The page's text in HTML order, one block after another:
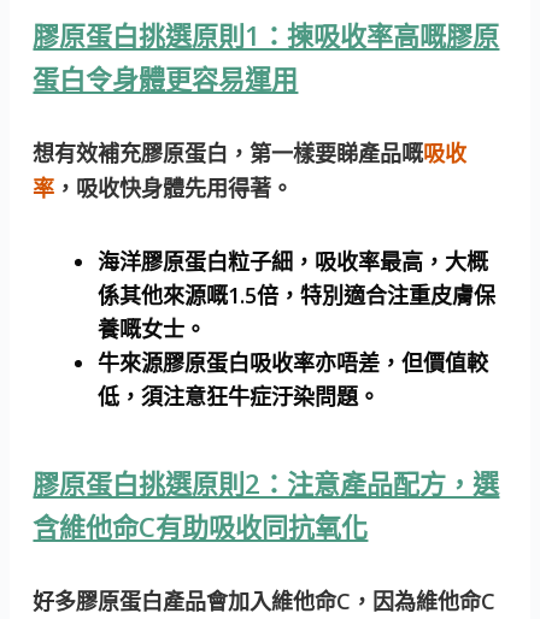
膠原蛋白挑選原則1：揀吸收率高嘅膠原
蛋白令身體更容易運用
想有效補充膠原蛋白，第一樣要睇產品嘅吸收
率 ，吸收快身體先用得著。
海洋膠原蛋白粒子細，吸收率最高，大概
係其他來源嘅1.5倍，特別適合注重皮膚保
養嘅女士。
牛來源膠原蛋白吸收率亦唔差，但價值較
低，須注意狂牛症汙染問題。
膠原蛋白挑選原則2：注意產品配方，選
含維他命C有助吸收同抗氧化
好多膠原蛋白產品會加入維他命C，因為維他命C